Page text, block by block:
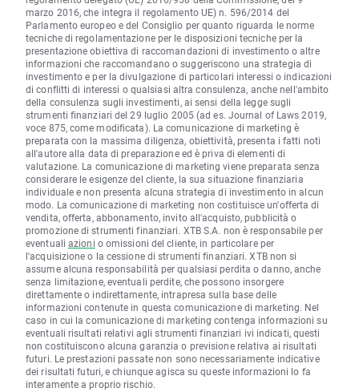
marzo 2016, che integra il regolamento UE) n. 596/2014 del
Parlamento europeo e del Consiglio per quanto riguarda le norme
tecniche di regolamentazione per le disposizioni tecniche per la
presentazione obiettiva di raccomandazioni di investimento o altre
informazioni che raccomandano o suggeriscono una strategia di
investimento e per la divulgazione di particolari interessi o indicazioni
di conflitti di interessi o qualsiasi altra consulenza, anche nell'ambito
della consulenza sugli investimenti, ai sensi della legge sugli
strumenti finanziari del 29 luglio 2005 (ad es. Journal of Laws 2019,
voce 875, come modificata). La comunicazione di marketing è
preparata con la massima diligenza, obiettività, presenta i fatti noti
all'autore alla data di preparazione ed è priva di elementi di
valutazione. La comunicazione di marketing viene preparata senza
considerare le esigenze del cliente, la sua situazione finanziaria
individuale e non presenta alcuna strategia di investimento in alcun
modo. La comunicazione di marketing non costituisce un'offerta di
vendita, offerta, abbonamento, invito all'acquisto, pubblicità o
promozione di strumenti finanziari. XTB S.A. non è responsabile per
eventuali azioni o omissioni del cliente, in particolare per
l'acquisizione o la cessione di strumenti finanziari. XTB non si
assume alcuna responsabilità per qualsiasi perdita o danno, anche
senza limitazione, eventuali perdite, che possono insorgere
direttamente o indirettamente, intrapresa sulla base delle
informazioni contenute in questa comunicazione di marketing. Nel
caso in cui la comunicazione di marketing contenga informazioni su
eventuali risultati relativi agli strumenti finanziari ivi indicati, questi
non costituiscono alcuna garanzia o previsione relativa ai risultati
futuri. Le prestazioni passate non sono necessariamente indicative
dei risultati futuri, e chiunque agisca su queste informazioni lo fa
interamente a proprio rischio.